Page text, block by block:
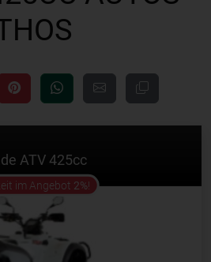
ATV 425cc
im Angebot 2%!offer